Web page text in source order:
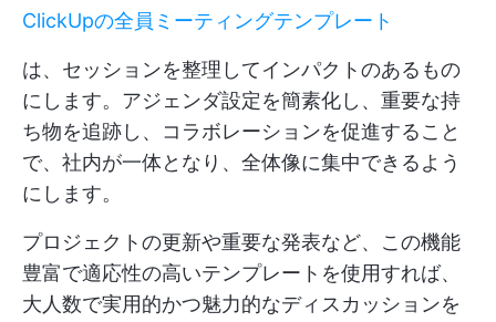
ClickUpの全員ミーティングテンプレート
は、セッションを整理してインパクトのあるもの
にします。アジェンダ設定を簡素化し、重要な持
ち物を追跡し、コラボレーションを促進すること
で、社内が一体となり、全体像に集中できるよう
にします。
プロジェクトの更新や重要な発表など、この機能
豊富で適応性の高いテンプレートを使用すれば、
大人数で実用的かつ魅力的なディスカッションを